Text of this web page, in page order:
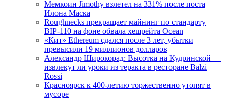
Мемкоин Jimothy взлетел на 331% после поста
Илона Маска
Roughnecks прекращает майнинг по стандарту
BIP-110 на фоне обвала хешрейта Ocean
«Кит» Ethereum сдался после 3 лет, убытки
превысили 19 миллионов долларов
Александр Широкорад: Высотка на Кудринской —
извлекут ли уроки из теракта в ресторане Balzi
Rossi
Красноярск к 400-летию торжественно утопят в
мусоре